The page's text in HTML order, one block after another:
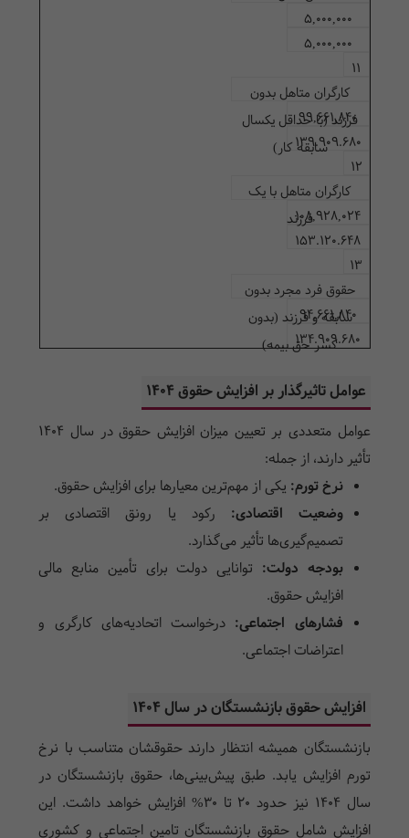
5,000,000
5,000,000
11
کارگران متاهل بدون
فرزند (با حداقل یکسال
سابقه کار)
99,661,840
139.909.680
12
کارگران متاهل با یک
فرزند
108,928,024
153.120.648
13
حقوق فرد مجرد بدون
سابقه و فرزند (بدون
کسر حق بیمه)
94,661,840
134.909.680
عوامل تاثیرگذار بر افزایش حقوق 1404
عوامل متعددی بر تعیین میزان افزایش حقوق در سال ۱۴۰۴
تأثیر دارند، از جمله:
نرخ تورم: یکی از مهم‌ترین معیارها برای افزایش حقوق.
وضعیت اقتصادی: رکود یا رونق اقتصادی بر
تصمیم‌گیری‌ها تأثیر می‌گذارد.
بودجه دولت: توانایی دولت برای تأمین منابع مالی
افزایش حقوق.
فشارهای اجتماعی: درخواست اتحادیه‌های کارگری و
اعتراضات اجتماعی.
افزایش حقوق بازنشستگان در سال 1404
بازنشستگان همیشه انتظار دارند حقوقشان متناسب با نرخ
تورم افزایش یابد. طبق پیش‌بینی‌ها، حقوق بازنشستگان در
سال ۱۴۰۴ نیز حدود ۲۰ تا 30% افزایش خواهد داشت. این
افزایش شامل حقوق بازنشستگان تامین اجتماعی و کشوری